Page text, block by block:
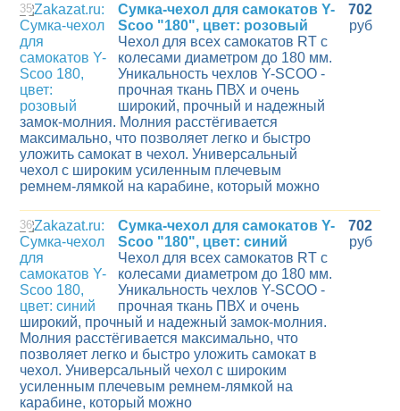
35
Сумка-чехол для самокатов Y-
Scoo "180", цвет: розовый
Чехол для всех самокатов RT с
колесами диаметром до 180 мм.
Уникальность чехлов Y-SCOO -
прочная ткань ПВХ и очень
широкий, прочный и надежный
замок-молния. Молния расстёгивается
максимально, что позволяет легко и быстро
уложить самокат в чехол. Универсальный
чехол с широким усиленным плечевым
ремнем-лямкой на карабине, который можно
702
руб
36
Сумка-чехол для самокатов Y-
Scoo "180", цвет: синий
Чехол для всех самокатов RT с
колесами диаметром до 180 мм.
Уникальность чехлов Y-SCOO -
прочная ткань ПВХ и очень
широкий, прочный и надежный замок-молния.
Молния расстёгивается максимально, что
позволяет легко и быстро уложить самокат в
чехол. Универсальный чехол с широким
усиленным плечевым ремнем-лямкой на
карабине, который можно
702
руб